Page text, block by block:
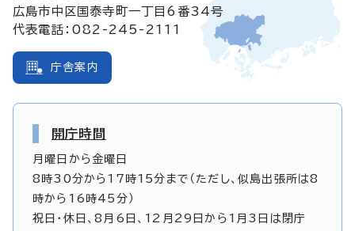
広島市中区国泰寺町一丁目6番34号
代表電話：082-245-2111
庁舎案内
開庁時間
月曜日から金曜日
8時30分から17時15分まで（ただし、似島出張所は8
時から16時45分）
祝日・休日、8月6日、12月29日から1月3日は閉庁